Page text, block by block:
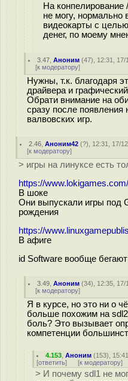
На конпелирование
не могу, нормально
видеокарты с целью
денег, по моему
3.47 ,Аноним (47), 12:31, 17/
[к модератору]
Нужны, т.к. благодаря
драйвера и
Обрати внимание на
сразу после появления
валвовских игр.
2.46 ,Аноним42 (?), 12:31, 17/
[к модератору]
> игры на линуксе есть
https://www.lokigames.com/
В шоке
Они выпускали игры под
рождения
https://
В афиге
id Software вообще
3.49 ,Аноним (34), 12:35, 17/
[к модератору]
Я в курсе, но это ни о
больше похожим на
боль? Это вызывает
компетенции
4.153 ,Аноним (153),
[ответить] [к модератору]
> И почему sdl1 не